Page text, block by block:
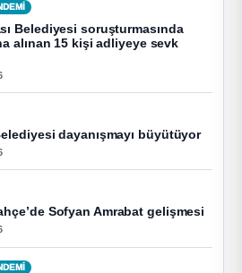
Belediyesi soruşturmasında
alınan 15 kişi adliyeye sevk
dayanışmayı büyütüyor
Sofyan Amrabat gelişmesi